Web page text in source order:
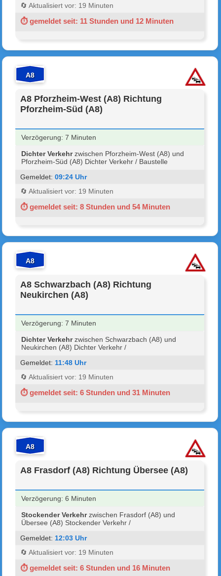
🔄 Aktualisiert vor: 19 Minuten
⏱ gemeldet seit: 11 Stunden und 12 Minuten
A8
A8 Pforzheim-West (A8) Richtung
Pforzheim-Süd (A8)
Verzögerung: 7 Minuten
Dichter Verkehrzwischen Pforzheim-West (A8) und
Pforzheim-Süd (A8) Dichter Verkehr / Baustelle
Gemeldet:09:24 Uhr
🔄 Aktualisiert vor: 19 Minuten
⏱ gemeldet seit: 8 Stunden und 54 Minuten
A8
A8 Schwarzbach (A8) Richtung
Neukirchen (A8)
Verzögerung: 7 Minuten
Dichter Verkehrzwischen Schwarzbach (A8) und
Neukirchen (A8) Dichter Verkehr /
Gemeldet: 11:48 Uhr
🔄 Aktualisiert vor: 19 Minuten
⏱ gemeldet seit: 6 Stunden und 31 Minuten
A8
A8 Frasdorf (A8) Richtung Übersee (A8)
Verzögerung: 6 Minuten
Stockender Verkehrzwischen Frasdorf (A8) und
Übersee (A8) Stockender Verkehr /
Gemeldet: 12:03 Uhr
🔄 Aktualisiert vor: 19 Minuten
⏱ gemeldet seit: 6 Stunden und 16 Minuten